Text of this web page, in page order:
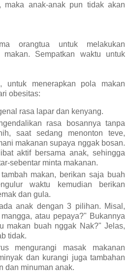
maka anak-anak pun tidak akan
orangtua untuk melakukan
Sempatkan waktu untuk
untuk menerapkan pola makan
obesitas:
rasa lapar dan kenyang.
rasa bosannya tanpa
saat sedang menonton teve,
makanan supaya nggak bosan.
aktif bersama anak, sehingga
sebentar minta makanan.
makan, berikan saja buah
waktu kemudian berikan
dan gula.
anak dengan 3 pilihan. Misal,
atau pepaya?" Bukannya
makan buah nggak Nak?" Jelas,
tidak.
mengurangi masak makanan
dan kurangi juga tambahan
dan minuman anak.